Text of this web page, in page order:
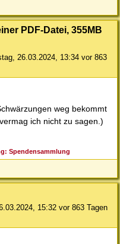
PDF-Datei, 355MB
26.03.2024, 13:34 vor 863
weg bekommt
ich nicht zu sagen.)
Spendensammlung
15:32 vor 863 Tagen